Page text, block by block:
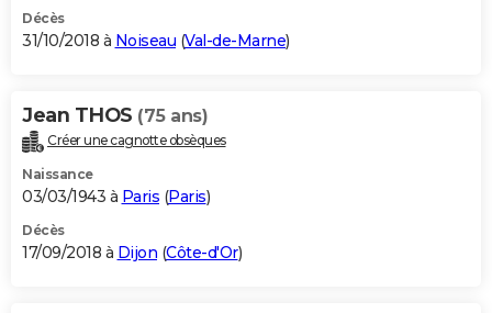
Décès
31/10/2018 à Noiseau (Val-de-Marne)
Jean THOS (75 ans)
Créer une cagnotte obsèques
Naissance
03/03/1943 à Paris (Paris)
Décès
17/09/2018 à Dijon (Côte-d'Or)